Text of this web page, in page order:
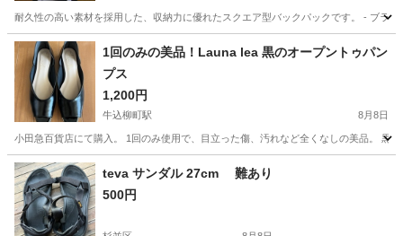
耐久性の高い素材を採用した、収納力に優れたスクエア型バックパックです。 - ブラ
東京 足立区 六町駅 バッグ バックパック
1回のみの美品！Launa lea 黒のオープントゥパン
プス
1,200円
牛込柳町駅 8月8日
小田急百貨店にて購入。 1回のみ使用で、目立った傷、汚れなど全くなしの美品。 黒
東京 新宿区 牛込柳町駅 ヒール
teva サンダル 27cm 難あり
500円